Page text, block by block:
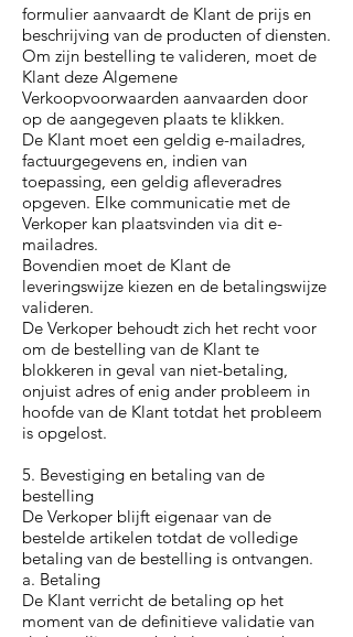
formulier aanvaardt de Klant de prijs en
beschrijving van de producten of diensten.
Om zijn bestelling te valideren, moet de
Klant deze Algemene
Verkoopvoorwaarden aanvaarden door
op de aangegeven plaats te klikken.
De Klant moet een geldig e-mailadres,
factuurgegevens en, indien van
toepassing, een geldig afleveradres
opgeven. Elke communicatie met de
Verkoper kan plaatsvinden via dit e-
mailadres.
Bovendien moet de Klant de
leveringswijze kiezen en de betalingswijze
valideren.
De Verkoper behoudt zich het recht voor
om de bestelling van de Klant te
blokkeren in geval van niet-betaling,
onjuist adres of enig ander probleem in
hoofde van de Klant totdat het probleem
is opgelost.
5. Bevestiging en betaling van de
bestelling
De Verkoper blijft eigenaar van de
bestelde artikelen totdat de volledige
betaling van de bestelling is ontvangen.
a. Betaling
De Klant verricht de betaling op het
moment van de definitieve validatie van